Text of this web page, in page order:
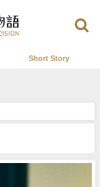
Short Story